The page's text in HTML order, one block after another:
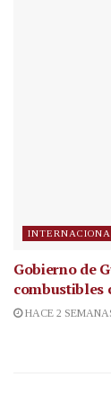
Gobierno de
combustibles
HACE 2